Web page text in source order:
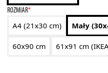
*
ROZMIAR
A4 (21x30 cm) Mały
60x90 cm 61x91 cm